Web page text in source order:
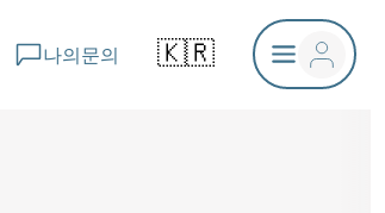
나의문의 🇰🇷